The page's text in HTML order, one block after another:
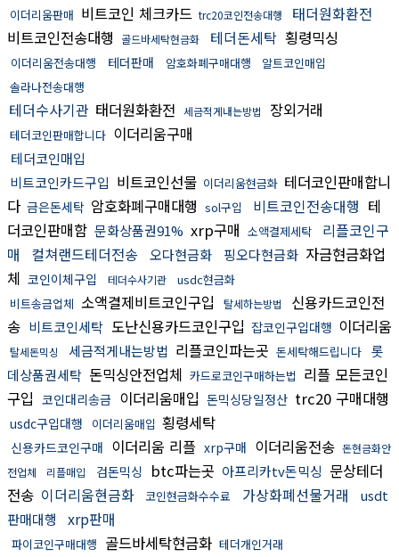
이더리움판매 비트코인 체크카드 trc20코인전송대행
태더원화환전
비트코인전송대행
골드바세탁현금화 테더돈세탁 횡령믹싱
이더리움전송대행 테더판매 암호화폐구매대행
알트코인매입
솔라나전송대행
테더수사기관 태더원화환전 세금적게내는방법 장외거래
테더코인판매합니다 이더리움구매
테더코인매입
비트코인카드구입 비트코인선물 이더리움현금화 테더코인판매합니
다 금은돈세탁 암호화폐구매대행 sol구입 비트코인전송대행 테
더코인판매함 문화상품권91% xrp구매 소액결제세탁
리플코인구
매
컬쳐랜드테더전송 오다현금화 핑오다현금화 자금현금화업
체 코인이체구입 테더수사기관
usdc현금화
비트송금업체 소액결제비트코인구입 탈세하는방법
신용카드코인전
송 비트코인세탁 도난신용카드코인구입 잡코인구입대행 이더리움
탈세돈믹싱 세금적게내는방법 리플코인파는곳 돈세탁해드립니다 롯
데상품권세탁 돈믹싱안전업체 카드로코인구매하는법 리플 모든코인
구입 코인대리송금 이더리움매입 돈믹싱당일정산 trc20 구매대행
usdc구입대행 이더리움매입 횡령세탁
신용카드코인구매 이더리움 리플 xrp구매 이더리움전송 돈현금화안
전업체
리플매입 검돈믹싱 btc파는곳 아프리카tv돈믹싱 문상테더
전송 이더리움현금화 코인현금화수수료 가상화폐선물거래
usdt
판매대행
xrp판매
파이코인구매대행 골드바세탁현금화 테더개인거래